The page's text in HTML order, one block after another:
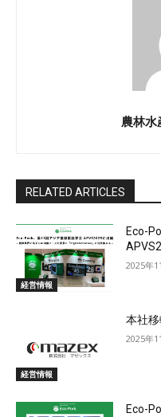
農林
RELATED ARTICLES
経営情報
Eco-
2025年
経営情報
本社
2025年
Eco-